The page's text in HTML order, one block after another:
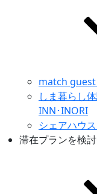
match
しま暮らし
INN･INORI
シェアハウ
滞在プランを検